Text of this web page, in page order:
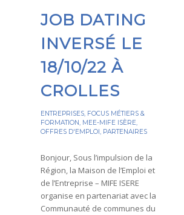
JOB DATING
INVERSÉ LE
18/10/22 À
CROLLES
ENTREPRISES, FOCUS MÉTIERS &
FORMATION, MEE-MIFE ISÈRE,
OFFRES D'EMPLOI , PARTENAIRES
Bonjour, Sous l’impulsion de la
Région, la Maison de l’Emploi et
de l’Entreprise – MIFE ISERE
organise en partenariat avec la
Communauté de communes du